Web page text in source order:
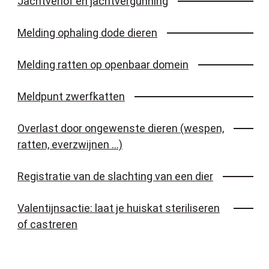
Melding ophaling dode dieren
Melding ratten op openbaar domein
Meldpunt zwerfkatten
Overlast door ongewenste dieren (wespen,
ratten, everzwijnen ...)
Registratie van de slachting van een dier
Valentijnsactie: laat je huiskat steriliseren
of castreren